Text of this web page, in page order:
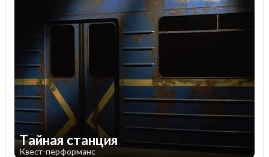
Тайная станция
Квест-перформанс